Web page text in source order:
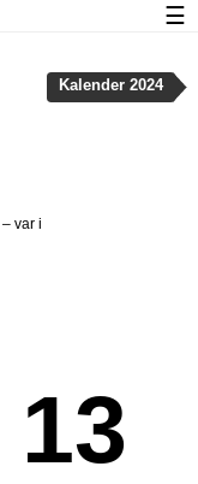
var i
Kalender 2024
☰